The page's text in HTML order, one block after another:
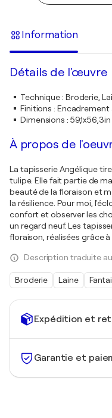
Expédition et
Garantie et
Information
Détails de l'œuvre
Technique: Broderie,
Finitions : Encadrement
Dimensions : 59,1x56,3in
À propos de
La tapisserie Angélique
tulipe. Elle fait partie de
beauté de la floraison et
la résilience. Pour moi,
confort et observer les
un regard neuf. Les
floraison, réalisées grâce
Description traduite
Broderie Laine